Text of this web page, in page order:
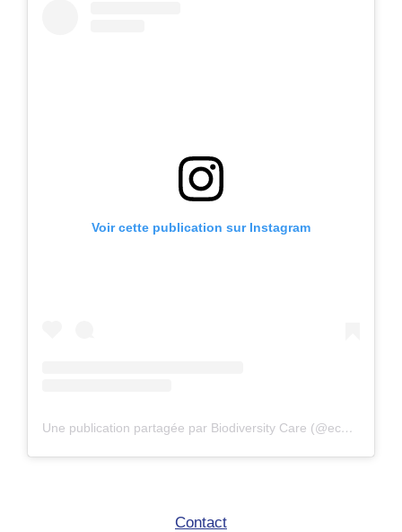
Voir cette publication sur Instagram
Une publication partagée par Biodiversity Care (@eco.volontaire)
Contact